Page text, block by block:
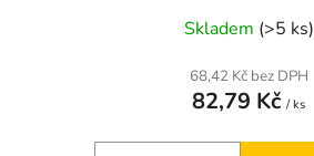
Skladem (>5 ks)
68,42 Kč bez DPH
82,79 Kč / ks